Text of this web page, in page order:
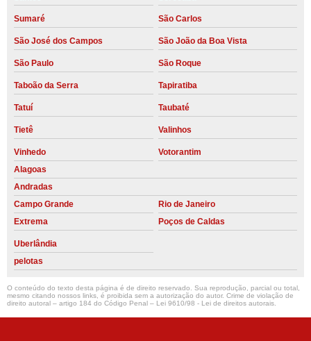
Sumaré São Carlos
São José dos Campos São João da Boa Vista
São Paulo São Roque
Taboão da Serra Tapiratiba
Tatuí Taubaté
Tietê Valinhos
Vinhedo
Votorantim
Alagoas
Andradas
Campo Grande
Rio de Janeiro
Extrema
Poços de Caldas
Uberlândia
pelotas
O conteúdo do texto desta página é de direito reservado. Sua reprodução, parcial ou total,
mesmo citando nossos links, é proibida sem a autorização do autor. Crime de violação de
direito autoral – artigo 184 do Código Penal – Lei 9610/98 - Lei de direitos autorais.